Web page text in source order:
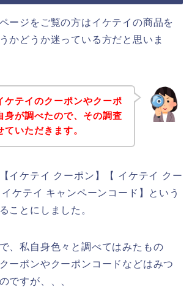
ージをご覧の方はイケテイの商品を
かどうか迷っている方だと思いま
ケテイのクーポンやクーポ
身が調べたので、その調査
いただきます。
イケテイ クーポン】【 イケテイ クー
ケテイ キャンペーンコード】という
ことにしました。
、私自身色々と調べてはみたもの
ーポンやクーポンコードなどはみつ
ですが、、、